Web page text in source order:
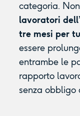
categoria.
lavoratori
tre mesi per
essere
entrambe le
rapporto
senza obbligo